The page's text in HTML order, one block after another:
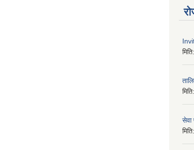
मिति:
मिति:
सेवा
मिति: